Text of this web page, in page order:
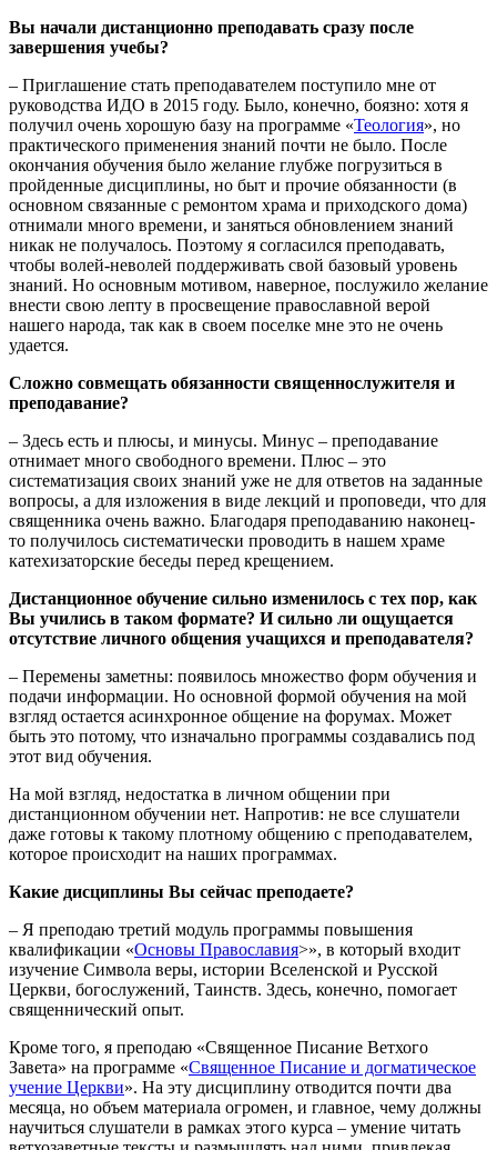
Вы начали дистанционно преподавать сразу после
завершения учебы?
– Приглашение стать преподавателем поступило мне от
руководства ИДО в 2015 году. Было, конечно, боязно: хотя я
получил очень хорошую базу на программе «Теология», но
практического применения знаний почти не было. После
окончания обучения было желание глубже погрузиться в
пройденные дисциплины, но быт и прочие обязанности (в
основном связанные с ремонтом храма и приходского дома)
отнимали много времени, и заняться обновлением знаний
никак не получалось. Поэтому я согласился преподавать,
чтобы волей-неволей поддерживать свой базовый уровень
знаний. Но основным мотивом, наверное, послужило желание
внести свою лепту в просвещение православной верой
нашего народа, так как в своем поселке мне это не очень
удается.
Сложно совмещать обязанности священнослужителя и
преподавание?
– Здесь есть и плюсы, и минусы. Минус – преподавание
отнимает много свободного времени. Плюс – это
систематизация своих знаний уже не для ответов на заданные
вопросы, а для изложения в виде лекций и проповеди, что для
священника очень важно. Благодаря преподаванию наконец-
то получилось систематически проводить в нашем храме
катехизаторские беседы перед крещением.
Дистанционное обучение сильно изменилось с тех пор, как
Вы учились в таком формате? И сильно ли ощущается
отсутствие личного общения учащихся и преподавателя?
– Перемены заметны: появилось множество форм обучения и
подачи информации. Но основной формой обучения на мой
взгляд остается асинхронное общение на форумах. Может
быть это потому, что изначально программы создавались под
этот вид обучения.
На мой взгляд, недостатка в личном общении при
дистанционном обучении нет. Напротив: не все слушатели
даже готовы к такому плотному общению с преподавателем,
которое происходит на наших программах.
Какие дисциплины Вы сейчас преподаете?
– Я преподаю третий модуль программы повышения
квалификации «Основы Православия>», в который входит
изучение Символа веры, истории Вселенской и Русской
Церкви, богослужений, Таинств. Здесь, конечно, помогает
священнический опыт.
Кроме того, я преподаю «Священное Писание Ветхого
Завета» на программе «Священное Писание и догматическое
учение Церкви». На эту дисциплину отводится почти два
месяца, но объем материала огромен, и главное, чему должны
научиться слушатели в рамках этого курса – умение читать